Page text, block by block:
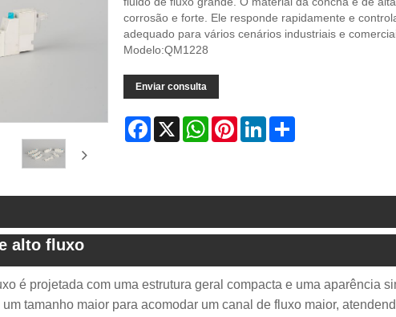
corrosão e forte. Ele responde rapidamente e
adequado para vários cenários industriais e
Modelo:QM1228
Enviar consulta
Facebook
X WhatsAppPinterestLinkedInShare
alto fluxo
é projetada com uma estrutura geral compacta e uma aparência
tamanho maior para acomodar um canal de fluxo maior,